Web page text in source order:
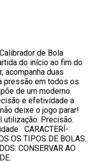
de Bola
do início ao fim do
acompanha duas
pressão em todos os
de um moderno
e efetividade a
deixe o jogo parar!
utilização. Precisão.
CARACTERÍ­
OS TIPOS DE BOLAS..
CONSERVAR AO